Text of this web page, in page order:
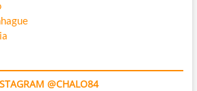
@CHALO84